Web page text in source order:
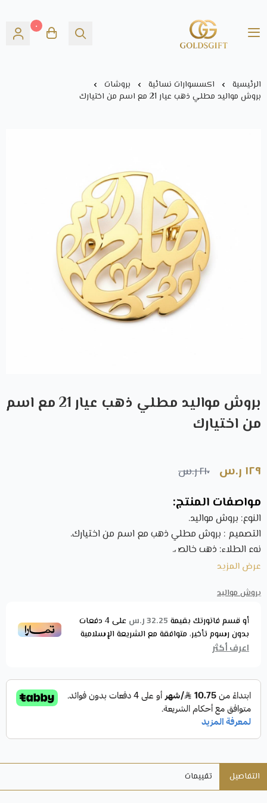
Gold's GIFT
٠
الرئيسية اكسسوارات نسائية
بروشات
بروش مواليد مطلي ذهب عيار 21 مع اسم من اختيارك
بروش مواليد مطلي ذهب عيار 21 مع اسم
من اختيارك
١٢٩ ر.س ٢١٠ ر.س
مواصفات المنتج:
النوع: بروش مواليد.
التصميم : بروش مطلي ذهب مع اسم من اختيارك.
نوع الطلاء: ذهب خالص.
العيار: 21 قيراط.
اختيارك
ما أجمل من أن تُكتب أسامينا بأرقي التصاميم التي تُصمم من أجلنا
اختيارك يمكنك أن تكتبي اسمك أو اسم من تحبين. يعد قطعة
فنية تًصنع لكِ بشكل خاص بأحتراف تحت إشراف أمهر الصناع
والمتخصصين.
حرصا من متجرنا على تقديم أرقى التصميمات التي نود أن تنال
إعجابكم، فقط عليكم زيارة قسم "بروشات" حيث يمكنك الإختيار
من خلال موقعنا الإلكتروني الذي نرغب أن ينال رضاكم.
عرض المزيد
بروش مواليد
أو قسم فاتورتك بقيمة 32.25 ر.س على4 دفعات
بدون رسوم تأخير، متوافقة مع الشريعة الإسلامية
اعرف أكثر
التفاصيل تقييمات